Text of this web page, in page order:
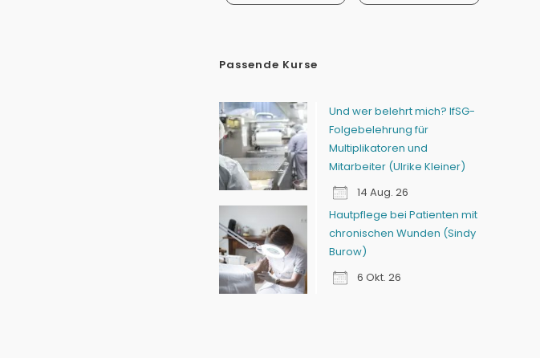
Passende Kurse
Und wer belehrt mich? IfSG-
Folgebelehrung für
Multiplikatoren und
Mitarbeiter (Ulrike Kleiner)
14 Aug. 26
Hautpflege bei Patienten mit
chronischen Wunden (Sindy
Burow)
6 Okt. 26